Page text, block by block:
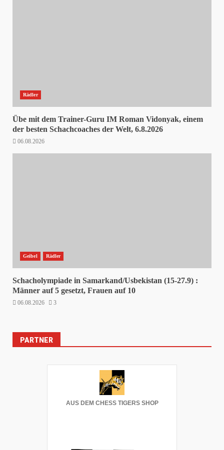
Rädler
Übe mit dem Trainer-Guru IM Roman Vidonyak, einem
der besten Schachcoaches der Welt, 6.8.2026
06.08.2026
Geibel Rädler
Schacholympiade in Samarkand/Usbekistan (15-27.9) :
Männer auf 5 gesetzt, Frauen auf 10
06.08.2026 3
PARTNER
AUS DEM CHESS TIGERS SHOP